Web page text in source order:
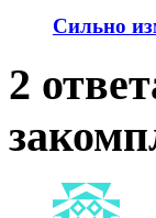
Сильно
2